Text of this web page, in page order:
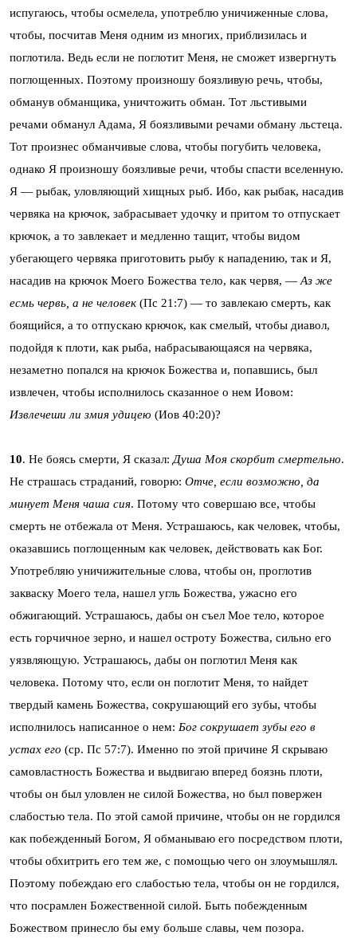
испугаюсь, чтобы осмелела, употреблю уничиженные слова,
чтобы, посчитав Меня одним из многих, приблизилась и
поглотила. Ведь если не поглотит Меня, не сможет извергнуть
поглощенных. Поэтому произношу боязливую речь, чтобы,
обманув обманщика, уничтожить обман. Тот льстивыми
речами обманул Адама, Я боязливыми речами обману льстеца.
Тот произнес обманчивые слова, чтобы погубить человека,
однако Я произношу боязливые речи, чтобы спасти вселенную.
Я — рыбак, уловляющий хищных рыб. Ибо, как рыбак, насадив
червяка на крючок, забрасывает удочку и притом то отпускает
крючок, а то завлекает и медленно тащит, чтобы видом
убегающего червяка приготовить рыбу к нападению, так и Я,
насадив на крючок Моего Божества тело, как червя, —Аз же
есмь червь, а не человек (Пс 21:7) — то завлекаю смерть, как
боящийся, а то отпускаю крючок, как смелый, чтобы диавол,
подойдя к плоти, как рыба, набрасывающаяся на червяка,
незаметно попался на крючок Божества и, попавшись, был
извлечен, чтобы исполнилось сказанное о нем Иовом:
Извлечеши ли змия удицею (Иов 40:20)?
10. Не боясь смерти, Я сказал:Душа Моя скорбит смертельно.
Не страшась страданий, говорю: Отче, если возможно, да
минует Меня чаша сия. Потому что совершаю все, чтобы
смерть не отбежала от Меня. Устрашаюсь, как человек, чтобы,
оказавшись поглощенным как человек, действовать как Бог.
Употребляю уничижительные слова, чтобы он, проглотив
закваску Моего тела, нашел угль Божества, ужасно его
обжигающий. Устрашаюсь, дабы он съел Мое тело, которое
есть горчичное зерно, и нашел остроту Божества, сильно его
уязвляющую. Устрашаюсь, дабы он поглотил Меня как
человека. Потому что, если он поглотит Меня, то найдет
твердый камень Божества, сокрушающий его зубы, чтобы
исполнилось написанное о нем: Бог сокрушает зубы его в
устах его (ср. Пс 57:7). Именно по этой причине Я скрываю
самовластность Божества и выдвигаю вперед боязнь плоти,
чтобы он был уловлен не силой Божества, но был повержен
слабостью тела. По этой самой причине, чтобы он не гордился
как побежденный Богом, Я обманываю его посредством плоти,
чтобы обхитрить его тем же, с помощью чего он злоумышлял.
Поэтому побеждаю его слабостью тела, чтобы он не гордился,
что посрамлен Божественной силой. Быть побежденным
Божеством принесло бы ему больше славы, чем позора.